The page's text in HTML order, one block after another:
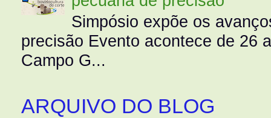
Simpósio expõe os
precisão Evento acontece de 26
Campo G...
ARQUIVO DO BLOG